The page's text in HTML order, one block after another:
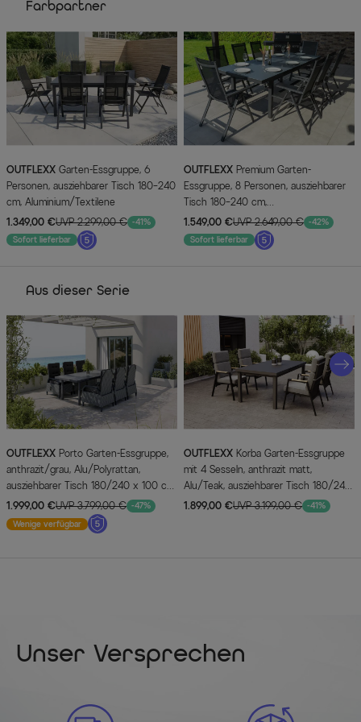
Farbpartner
OUTFLEXX
Personen, ausziehbarer Tisch 180–240
cm, Aluminium/Textilene
1.349,00 €UVP 2.299,00 € -41%
Sofort lieferbar
OUTFLEXX
Essgruppe, 8 Personen, ausziehbarer
Tisch 180–240 cm,
Aluminium/Textilene
1.549,00 €UVP 2.649,00 € -42%
Sofort lieferbar
Aus dieser Serie
OUTFLEXX
anthrazit/grau, Alu/Polyrattan,
ausziehbarer Tisch 180/240 x 100 cm,
verstellbare Rückenlehne inkl. Polster
1.999,00 €UVP 3.799,00 € -47%
Wenige verfügbar
OUTFLEXX
mit 4 Sesseln, anthrazit matt,
Alu/Teak, ausziehbarer Tisch 180/240
x 100 cm, inkl. Polster
1.899,00 €UVP 3.199,00 € -41%
Unser Versprechen